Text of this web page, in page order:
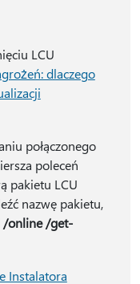
LCU
dlaczego
połączonego
poleceń
pakietu LCU
nazwę pakietu,
/online /get-
Instalatora